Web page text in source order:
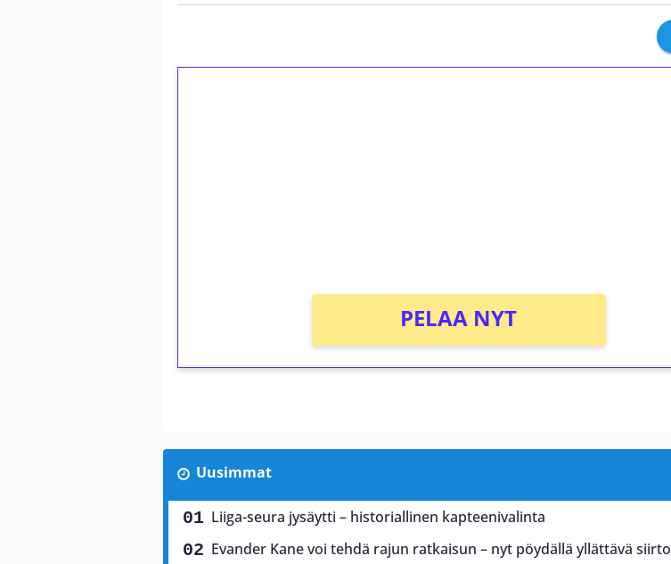
PELAA NYT
Uusimmat
Liiga-seura jysäytti – historiallinen kapteenivalinta
Evander Kane voi tehdä rajun ratkaisun – nyt pöydällä yllättävä siirto